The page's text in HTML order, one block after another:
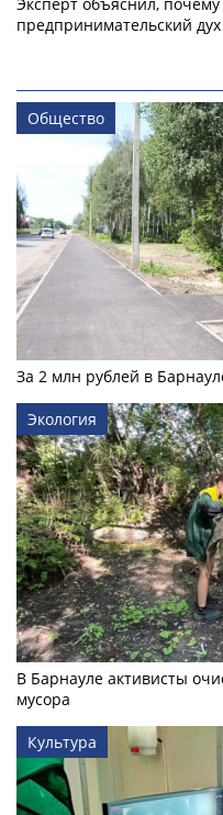
предпринимательский дух
Общество
За 2 млн рублей в
Экология
В Барнауле активисты
мусора
Культура